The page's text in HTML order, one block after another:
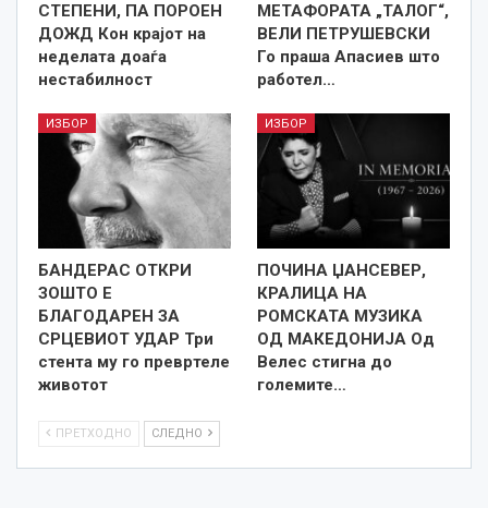
СТЕПЕНИ, ПА ПОРОЕН
ДОЖД Кон крајот на
неделата доаѓа
нестабилност
МЕТАФОРАТА „ТАЛОГ“,
ВЕЛИ ПЕТРУШЕВСКИ
Го праша Апасиев што
работел…
ИЗБОР
БАНДЕРАС ОТКРИ
ЗОШТО Е
БЛАГОДАРЕН ЗА
СРЦЕВИОТ УДАР Три
стента му го превртеле
животот
ИЗБОР
ПОЧИНА ЏАНСЕВЕР,
КРАЛИЦА НА
РОМСКАТА МУЗИКА
ОД МАКЕДОНИЈА Од
Велес стигна до
големите…
ПРЕТХОДНО СЛЕДНО